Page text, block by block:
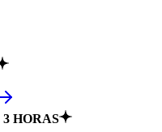
3 HORAS